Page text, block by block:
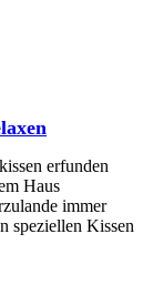
erfunden
Haus
immer
speziellen Kissen